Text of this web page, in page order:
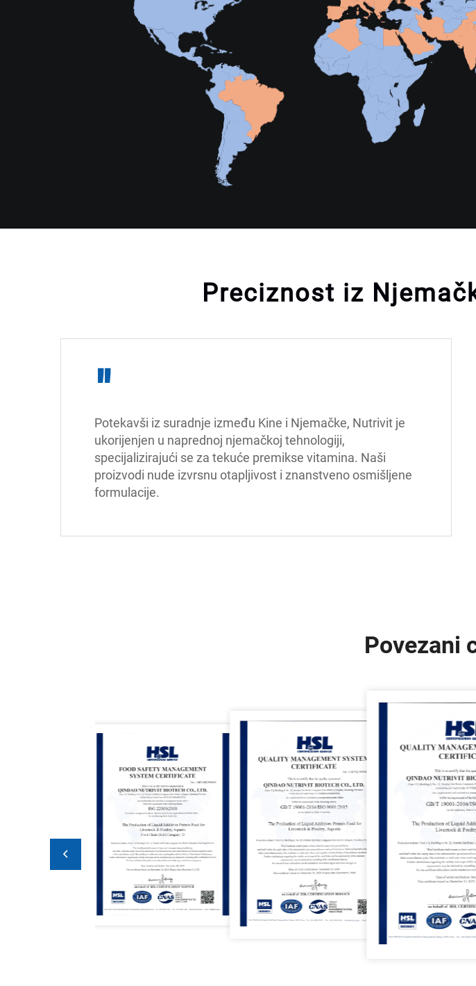
Preciznost iz
"
Potekavši iz suradnje između Kine i Njemačke, Nutrivit je
ukorijenjen u naprednoj njemačkoj tehnologiji,
specijalizirajući se za tekuće premikse vitamina. Naši
proizvodi nude izvrsnu otapljivost i znanstveno osmišljene
formulacije.
Povezani